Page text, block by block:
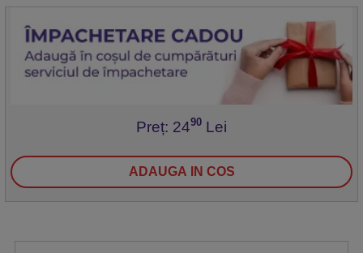
Preț: 2490 Lei
ADAUGA IN COS